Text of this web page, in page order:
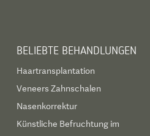
BELIEBTE BEHANDLUNGEN
Haartransplantation
Veneers Zahnschalen
Nasenkorrektur
Künstliche Befruchtung im